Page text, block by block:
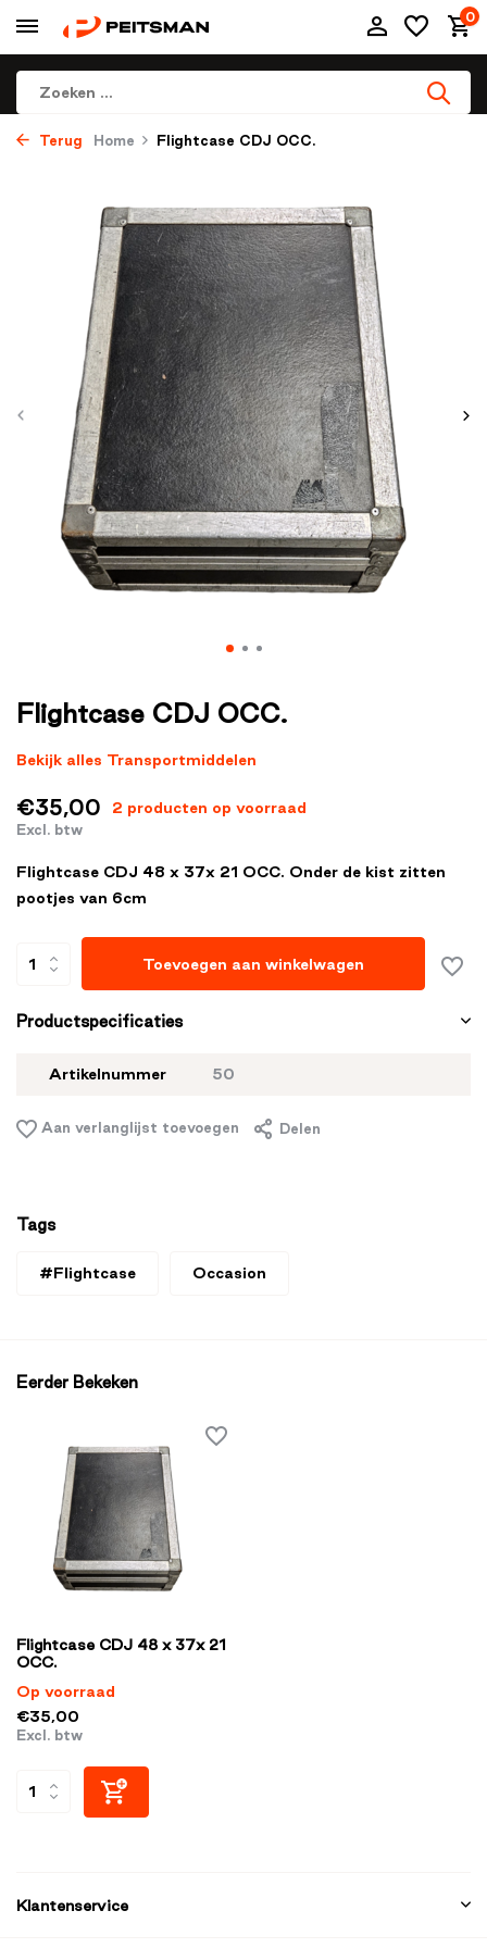
0
Terug Home Flightcase CDJ OCC.
Flightcase CDJ OCC.
Bekijk alles Transportmiddelen
€35,00 2 producten op voorraad
Excl. btw
Flightcase CDJ 48 x 37x 21 OCC. Onder de kist zitten
pootjes van 6cm
Toevoegen aan winkelwagen
Productspecificaties
Artikelnummer 50
Aan verlanglijst toevoegen Delen
Tags
#Flightcase Occasion
Eerder Bekeken
Flightcase CDJ 48 x 37x 21
OCC.
Op voorraad
€35,00
Excl. btw
Klantenservice